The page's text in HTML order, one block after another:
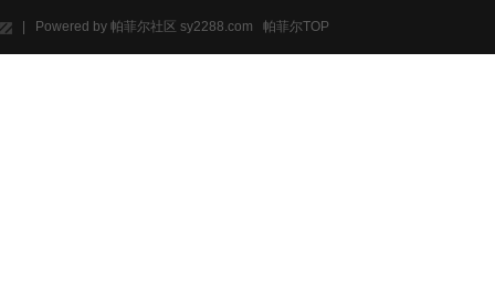
| Powered by 帕菲尔社区 sy2288.com 帕菲尔TOP